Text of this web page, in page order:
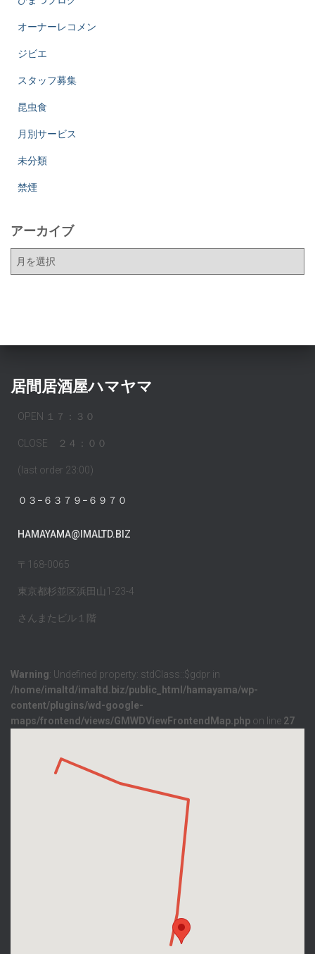
オーナーレコメン
ジビエ
スタッフ募集
昆虫食
月別サービス
未分類
禁煙
アーカイブ
ア
居間居酒屋ハマヤマ
OPEN １７：３０
CLOSE ２４：００
(last order 23:00)
０３−６３７９−６９７０
HAMAYAMA@IMALTD.BIZ
〒168-0065
東京都杉並区浜田山1-23-4
さんまたビル１階
Warning: Undefined property: stdClass::$gdpr in
/home/imaltd/imaltd.biz/public_html/hamayama/wp-
content/plugins/wd-google-
maps/frontend/views/GMWDViewFrontendMap.php on line 27